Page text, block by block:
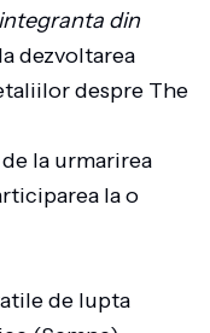
din
dezvoltarea
despre The
la urmarirea
la o
de lupta